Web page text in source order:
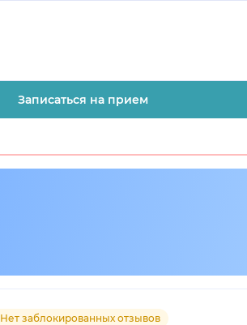
Записаться на прием
Нет заблокированных отзывов